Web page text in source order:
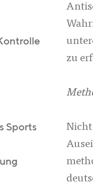
Sports
zu
Nicht